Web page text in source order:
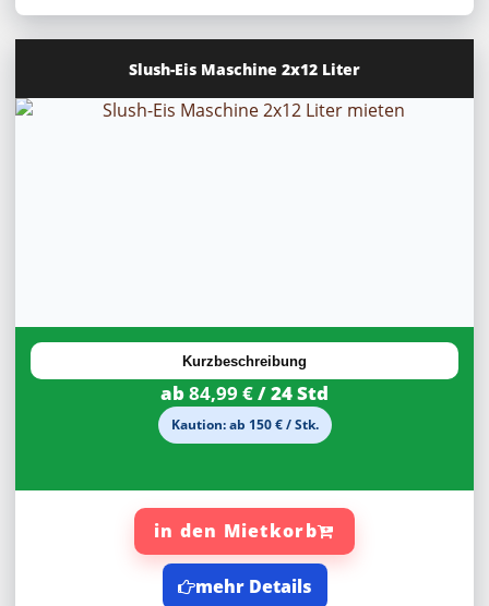
Slush-Eis Maschine 2x12 Liter
20%
Rabatt Kurzbeschreibung
ab84,99 €/ 24 Std
Kaution: ab 150 € / Stk.
in den Mietkorb
mehr Details